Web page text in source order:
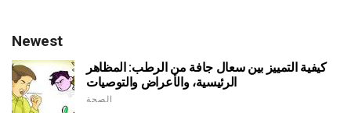
Newest
كيفية التمييز بين سعال جافة من الرطب: المظاهر
الرئيسية، والأعراض والتوصيات
الصحة